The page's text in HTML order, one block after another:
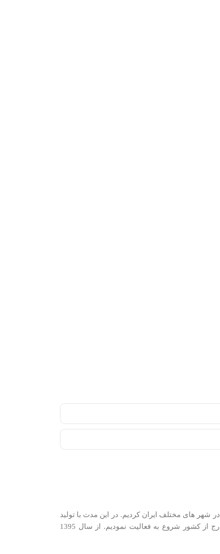
در سال 1389 شروع به شرکت در نمایشگاه های فروش در شهر های مختلف ایران کردیم. در اين مدت با توليد
كنندگان و وارد كنندگان معتبرترین برندها در گروه‌‏های مختلف و با همکاری نزدیک با وارد‏کنندگان و توزیع‏ کنندگان اصلی این کالاها در ایران و خارج از کشور شروع به فعاليت نمودیم. از سال 1395